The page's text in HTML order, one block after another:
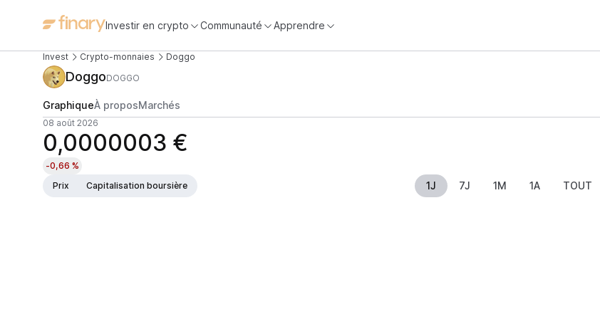
Investir en crypto Communauté Apprendre
Invest Crypto-monnaies Doggo
DoggoDOGGO
GraphiqueÀ proposMarchés
08 août 2026
0,0000003 €
-0,66 %
Prix
Capitalisation boursière 1J 7J 1M 1A TOUT